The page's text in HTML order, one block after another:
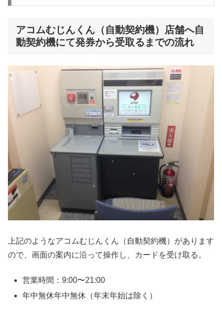
アコムむじんくん（自動契約機）店舗へ自
動契約機にて発券から受取るまでの流れ
上記のようなアコムむじんくん（自動契約機）があります
ので、画面の案内に沿って操作し、カードを受け取る。
営業時間：9:00〜21:00
年中無休年中無休（年末年始は除く）